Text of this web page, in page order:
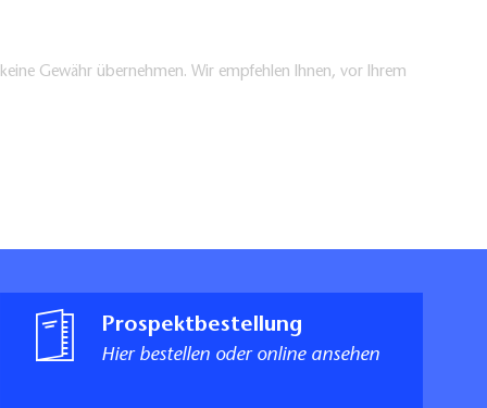
Gewähr übernehmen. Wir empfehlen Ihnen, vor Ihrem
Prospektbestellung
Hier bestellen oder online ansehen